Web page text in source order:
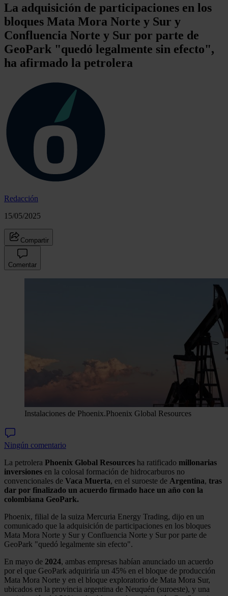
La adquisición de participaciones en los
bloques Mata Mora Norte y Sur y
Confluencia Norte y Sur por parte de
GeoPark "quedó legalmente sin efecto",
ha afirmado la petrolera
Redacción
15/05/2025
Compartir
Comentar
Instalaciones de Phoenix.Phoenix Global Resources
Ningún comentario
La petrolera Phoenix Global Resources ha ratificado millonarias
inversiones en la colosal formación de hidrocarburos no
convencionales de Vaca Muerta, en el suroeste de Argentina, tras
dar por finalizado un acuerdo firmado hace un año con la
colombiana GeoPark.
Phoenix, filial de la suiza Mercuria Energy Trading, dijo en un
comunicado que la adquisición de participaciones en los bloques
Mata Mora Norte y Sur y Confluencia Norte y Sur por parte de
GeoPark "quedó legalmente sin efecto".
En mayo de 2024, ambas empresas habían anunciado un acuerdo
por el que GeoPark adquiriría un 45% en el bloque de producción
Mata Mora Norte y en el bloque exploratorio de Mata Mora Sur,
ubicados en la provincia argentina de Neuquén (suroeste), y una